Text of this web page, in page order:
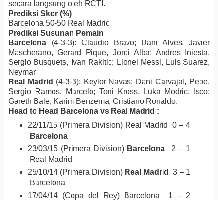
secara langsung oleh RCTI.
Prediksi Skor (%)
Barcelona 50-50 Real Madrid
Prediksi Susunan Pemain
Barcelona (4-3-3): Claudio Bravo; Dani Alves, Javier
Mascherano, Gerard Pique, Jordi Alba; Andres Iniesta,
Sergio Busquets, Ivan Rakitic; Lionel Messi, Luis Suarez,
Neymar.
Real Madrid (4-3-3): Keylor Navas; Dani Carvajal, Pepe,
Sergio Ramos, Marcelo; Toni Kross, Luka Modric, Isco;
Gareth Bale, Karim Benzema, Cristiano Ronaldo.
Head to Head Barcelona vs Real Madrid :
22/11/15 (Primera Division) Real Madrid 0 – 4
Barcelona
23/03/15 (Primera Division) Barcelona 2 – 1
Real Madrid
25/10/14 (Primera Division) Real Madrid
3 – 1
Barcelona
17/04/14 (Copa del Rey) Barcelona 1 – 2